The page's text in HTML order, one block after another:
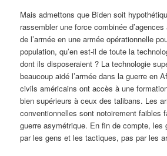
Mais admettons que Biden soit
rassembler une force combinée
de l’armée en une armée opérationnelle
population, qu’en est-il de toute la
dont ils disposeraient ? La technologie
beaucoup aidé l’armée dans la guerre en
civils américains ont accès à une
bien supérieurs à ceux des talibans. Les
conventionnelles sont notoirement faibles
guerre asymétrique. En fin de compte, les
par les gens et les tactiques, pas par les